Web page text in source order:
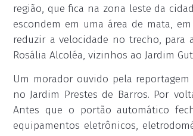
região, que fica na zona leste da
escondem em uma área de mata,
reduzir a velocidade no trecho, para
Rosália Alcoléa, vizinhos ao Jardim
Um morador ouvido pela
no Jardim Prestes de Barros. Por
Antes que o portão automático
equipamentos eletrônicos,